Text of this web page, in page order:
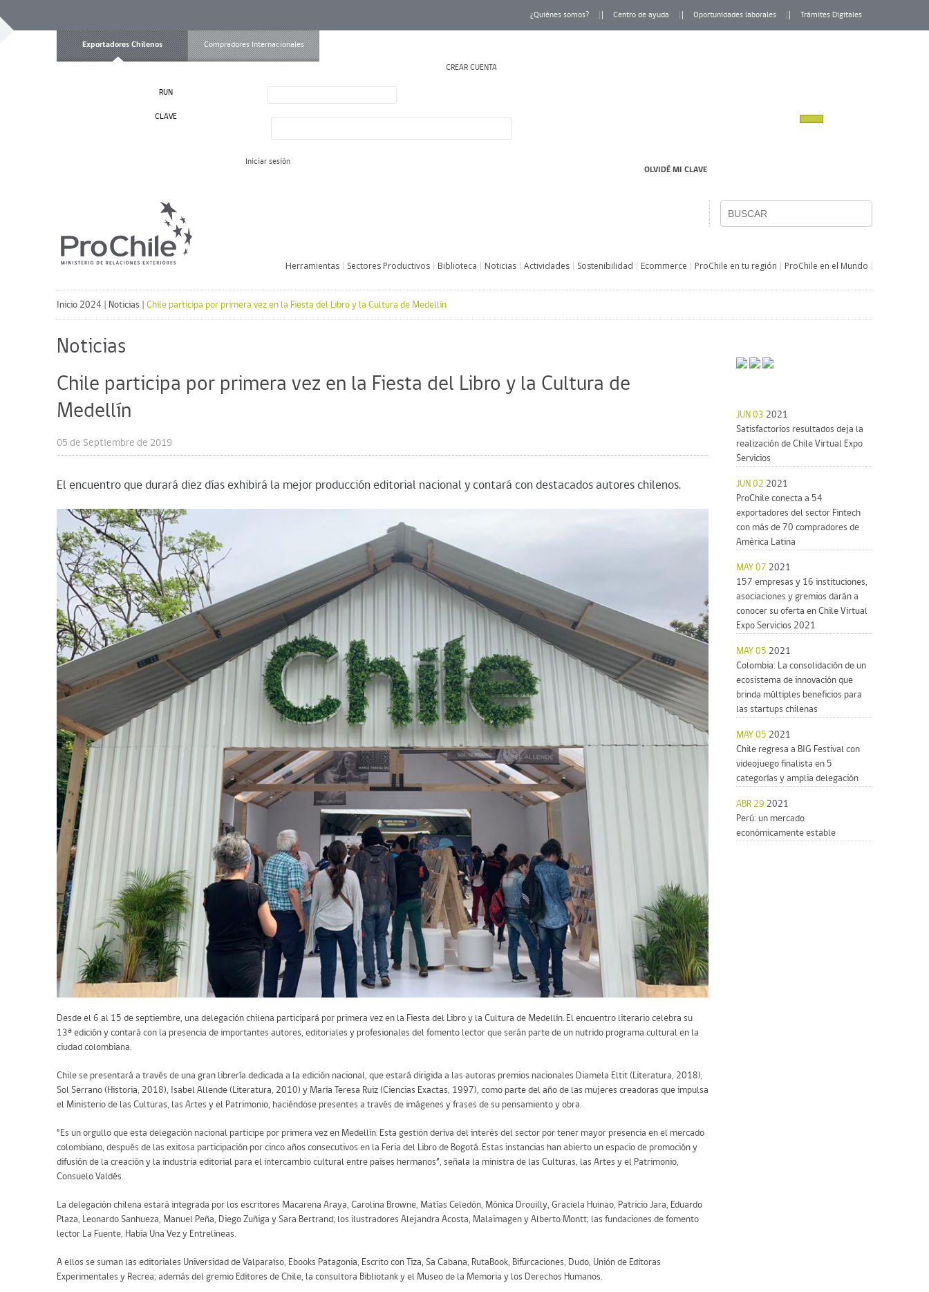
¿Quiénes somos? Centro de ayuda Oportunidades laborales Trámites Digitales
Exportadores Chilenos Compradores Internacionales
CREAR CUENTA
RUN
CLAVE
Iniciar sesión
OLVIDÉ MI CLAVE
Herramientas Sectores Productivos Biblioteca Noticias Actividades Sostenibilidad Ecommerce ProChile en tu región ProChile en el Mundo
Inicio 2024 Noticias Chile participa por primera vez en la Fiesta del Libro y la Cultura de Medellín
Noticias
Chile participa por primera vez en la Fiesta del Libro y la Cultura de
Medellín
05 de Septiembre de 2019
El encuentro que durará diez días exhibirá la mejor producción editorial nacional y contará con destacados autores chilenos.
Desde el 6 al 15 de septiembre, una delegación chilena participará por primera vez en la Fiesta del Libro y la Cultura de Medellín. El encuentro literario celebra su
13ª edición y contará con la presencia de importantes autores, editoriales y profesionales del fomento lector que serán parte de un nutrido programa cultural en la
ciudad colombiana.
Chile se presentará a través de una gran librería dedicada a la edición nacional, que estará dirigida a las autoras premios nacionales Diamela Eltit (Literatura, 2018),
Sol Serrano (Historia, 2018), Isabel Allende (Literatura, 2010) y María Teresa Ruiz (Ciencias Exactas, 1997), como parte del año de las mujeres creadoras que impulsa
el Ministerio de las Culturas, las Artes y el Patrimonio, haciéndose presentes a través de imágenes y frases de su pensamiento y obra.
“Es un orgullo que esta delegación nacional participe por primera vez en Medellín. Esta gestión deriva del interés del sector por tener mayor presencia en el mercado
colombiano, después de las exitosa participación por cinco años consecutivos en la Feria del Libro de Bogotá. Estas instancias han abierto un espacio de promoción y
difusión de la creación y la industria editorial para el intercambio cultural entre países hermanos”, señala la ministra de las Culturas, las Artes y el Patrimonio,
Consuelo Valdés.
La delegación chilena estará integrada por los escritores Macarena Araya, Carolina Browne, Matías Celedón, Mónica Drouilly, Graciela Huinao, Patricio Jara, Eduardo
Plaza, Leonardo Sanhueza, Manuel Peña, Diego Zuñiga y Sara Bertrand; los ilustradores Alejandra Acosta, Malaimagen y Alberto Montt; las fundaciones de fomento
lector La Fuente, Había Una Vez y Entrelíneas.
A ellos se suman las editoriales Universidad de Valparaíso, Ebooks Patagonia, Escrito con Tiza, Sa Cabana, RutaBook, Bifurcaciones, Dudo, Unión de Editoras
Experimentales y Recrea; además del gremio Editores de Chile, la consultora Bibliotank y el Museo de la Memoria y los Derechos Humanos.
JUN 03 2021
Satisfactorios resultados deja la
realización de Chile Virtual Expo
Servicios
JUN 02 2021
ProChile conecta a 54
exportadores del sector Fintech
con más de 70 compradores de
América Latina
MAY 07 2021
157 empresas y 16 instituciones,
asociaciones y gremios darán a
conocer su oferta en Chile Virtual
Expo Servicios 2021
MAY 05 2021
Colombia: La consolidación de un
ecosistema de innovación que
brinda múltiples beneficios para
las startups chilenas
MAY 05 2021
Chile regresa a BIG Festival con
videojuego finalista en 5
categorías y amplia delegación
ABR 29 2021
Perú: un mercado
económicamente estable